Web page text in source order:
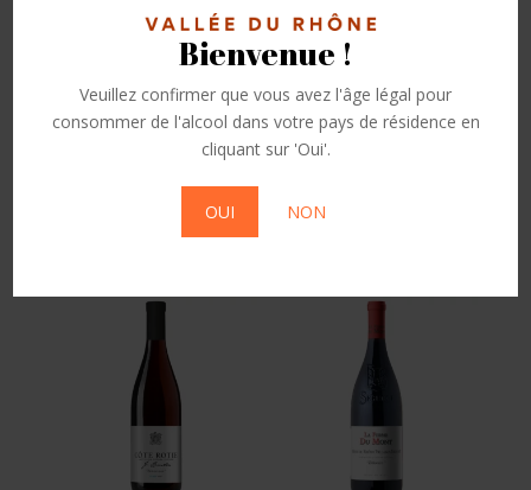
Bienvenue !
Veuillez confirmer que vous avez l'âge légal pour
consommer de l'alcool dans votre pays de résidence en
cliquant sur 'Oui'.
OUI NON
première. La rétro rappelle aux papilles des
extraits d’une grande élégance où la courbe
parait sans fin jusqu’à ce que la salive nous
envahisse à nouveau. Une pensée
"Pommardienne" accompagne nos décisions
et nos gestes pendant toute cette période .